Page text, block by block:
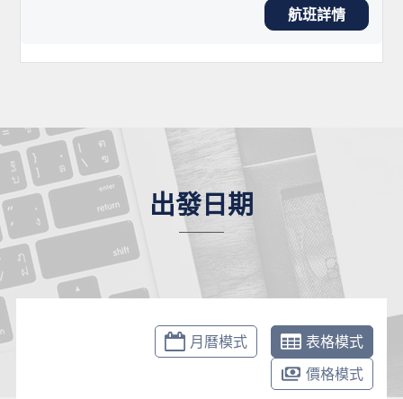
航班詳情
出發日期
月曆模式
表格模式
價格模式